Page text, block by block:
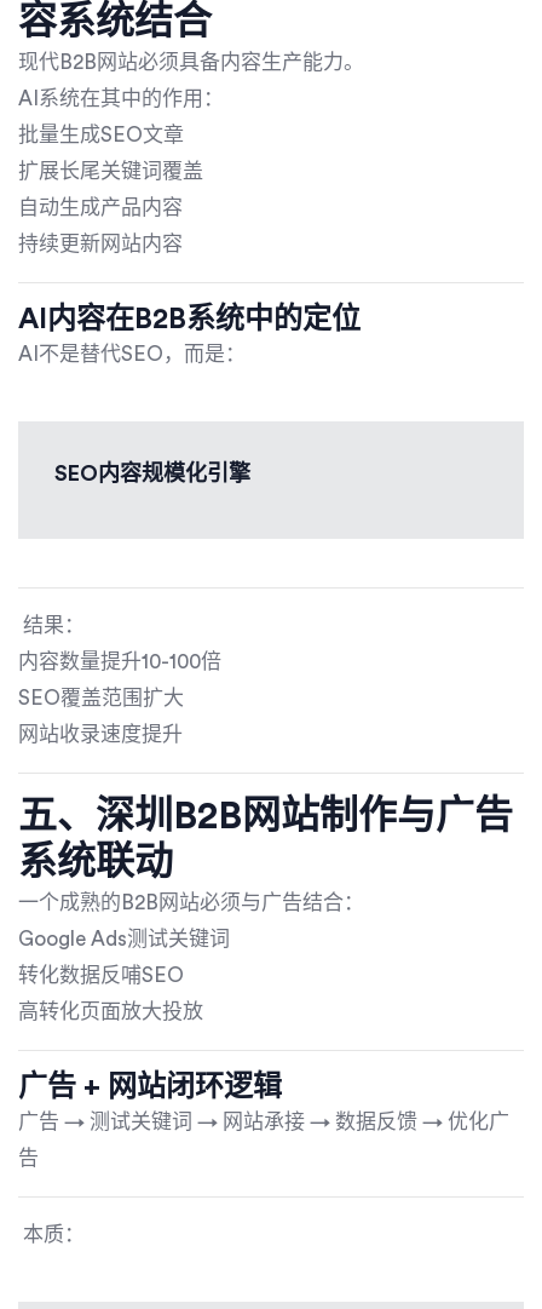
容系统结合
现代B2B网站必须具备内容生产能力。
AI系统在其中的作用：
批量生成SEO文章
扩展长尾关键词覆盖
自动生成产品内容
持续更新网站内容
AI内容在B2B系统中的定位
AI不是替代SEO，而是：
SEO内容规模化引擎
结果：
内容数量提升10-100倍
SEO覆盖范围扩大
网站收录速度提升
五、深圳B2B网站制作与广告
系统联动
一个成熟的B2B网站必须与广告结合：
Google Ads测试关键词
转化数据反哺SEO
高转化页面放大投放
广告 + 网站闭环逻辑
广告 → 测试关键词 → 网站承接 → 数据反馈 → 优化广
告
本质：